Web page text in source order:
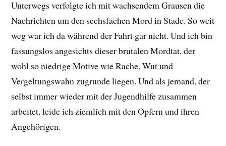
Unterwegs verfolgte ich mit wachsendem Grausen die
Nachrichten um den sechsfachen Mord in Stade. So weit
weg war ich da während der Fahrt gar nicht. Und ich bin
fassungslos angesichts dieser brutalen Mordtat, der
wohl so niedrige Motive wie Rache, Wut und
Vergeltungswahn zugrunde liegen. Und als jemand, der
selbst immer wieder mit der Jugendhilfe zusammen
arbeitet, leide ich ziemlich mit den Opfern und ihren
Angehörigen.